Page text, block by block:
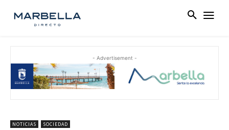
- Advertisement -
NOTICIAS SOCIEDAD